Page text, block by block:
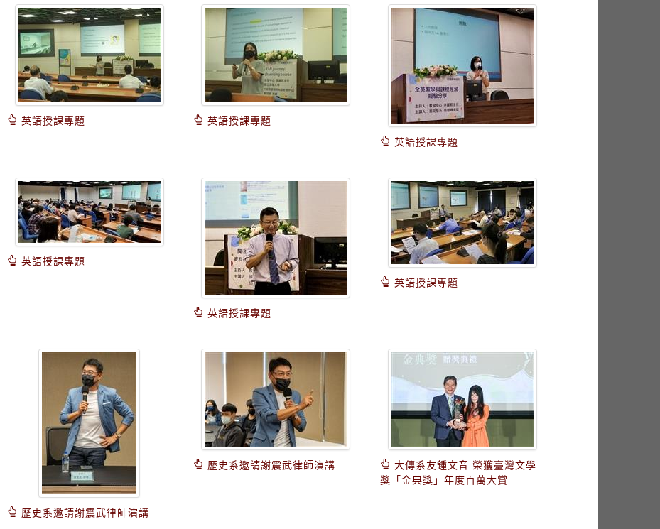
英語授課專題
英語授課專題
英語授課專題
英語授課專題
英語授課專題
英語授課專題
歷史系邀請謝震武律師演講
歷史系邀請謝震武律師演講
大傳系友鍾文音 榮獲臺灣文學
獎「金典獎」年度百萬大賞